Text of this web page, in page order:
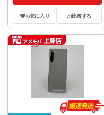
お気に入り 比較する